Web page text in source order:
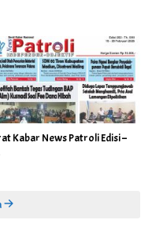
Kabar News Patroli Edisi –